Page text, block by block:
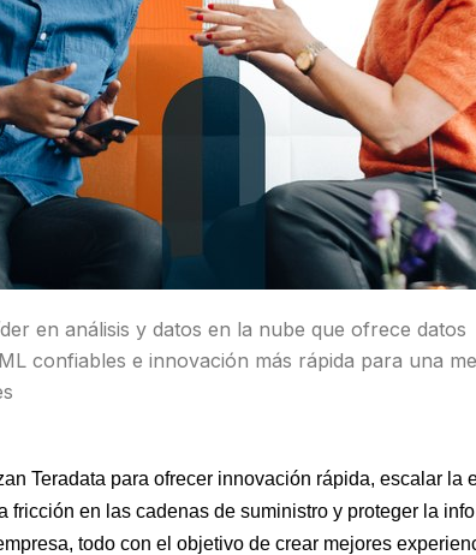
en análisis y datos en la nube que ofrece datos
confiables e innovación más rápida para una
Teradata para ofrecer innovación rápida, escalar la
fricción en las cadenas de suministro y proteger la
todo con el objetivo de crear mejores